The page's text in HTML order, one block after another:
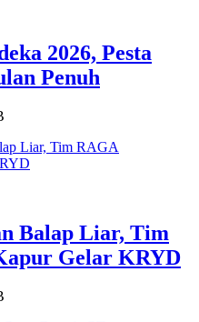
2026, Pesta
Penuh
Balap Liar, Tim
Gelar KRYD